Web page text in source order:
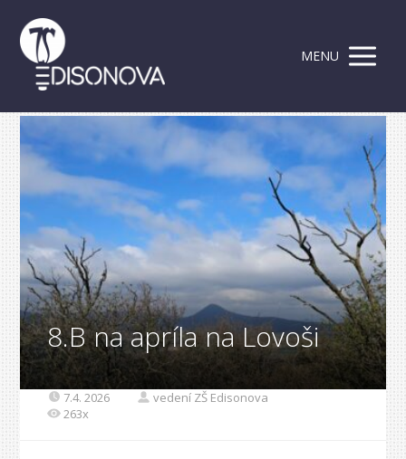
MENU
8.B na apríla na Lovoši
7.4. 2026
vedení ZŠ Edisonova
263x